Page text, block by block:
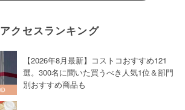
アクセスランキング
【2026年8月最新】コストコおすすめ121
選。300名に聞いた買うべき人気1位＆部門
別おすすめ商品も